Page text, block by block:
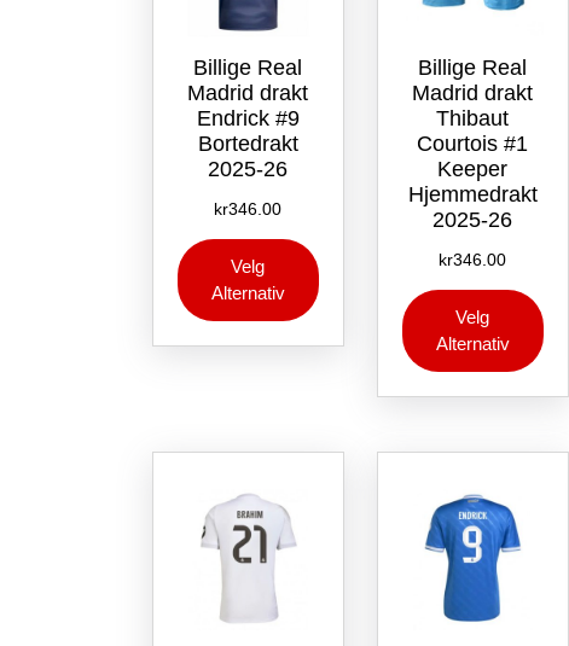
Billige Real
Madrid drakt
Endrick #9
Bortedrakt
2025-26
kr346.00
Velg
Alternativ
produktet
har
varianter.
på
Billige Real
Madrid drakt
Thibaut
Courtois #1
Keeper
Hjemmedrakt
2025-26
kr346.00
Velg
Alternativ
har
kan